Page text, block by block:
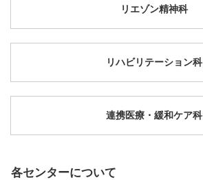
リエゾン精神科
リハビリテーション科
連携医療・緩和ケア科
各センターについて